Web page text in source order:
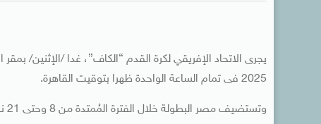
يجرى الاتحاد الإفريقي لكرة القدم “الكاف”، غدا /الإثنين/
2025 فى تمام الساعة الواحدة ظهرا بتوقيت القاهرة.
وتستضيف مصر البطولة خلال الفترة المُمتدة من 8 وحتى 21 نوفمبر المقبل وذلك بمشاركة 8 أندية مُقسّمة إلى مجموعتين من 4 فرق.